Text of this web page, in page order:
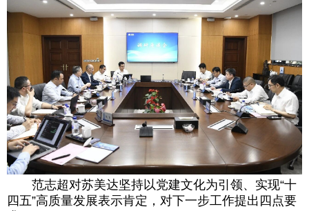
范志超对苏美达坚持以党建文化为引领、实现“十
四五”高质量发展表示肯定，对下一步工作提出四点要